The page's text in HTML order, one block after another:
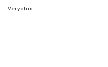
Verychic